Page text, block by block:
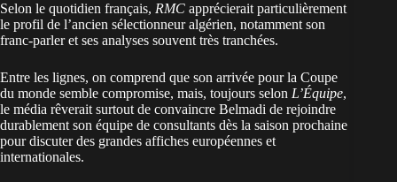
Selon le quotidien français, RMC apprécierait particulièrement
le profil de l’ancien sélectionneur algérien, notamment son
franc-parler et ses analyses souvent très tranchées.
Entre les lignes, on comprend que son arrivée pour la Coupe
du monde semble compromise, mais, toujours selon L’Équipe,
le média rêverait surtout de convaincre Belmadi de rejoindre
durablement son équipe de consultants dès la saison prochaine
pour discuter des grandes affiches européennes et
internationales.